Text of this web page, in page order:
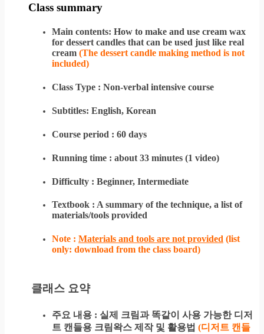
Class summary
Main contents: How to make and use cream wax
for dessert candles that can be used just like real
cream (The dessert candle making method is not
included)
Class Type : Non-verbal intensive course
Subtitles: English, Korean
Course period : 60 days
Running time : about 33 minutes (1 video)
Difficulty : Beginner, Intermediate
Textbook : A summary of the technique, a list of
materials/tools provided
Note : Materials and tools are not provided (list
only: download from the class board)
클래스 요약
주요 내용 : 실제 크림과 똑같이 사용 가능한 디저
트 캔들용 크림왁스 제작 및 활용법 (디저트 캔들